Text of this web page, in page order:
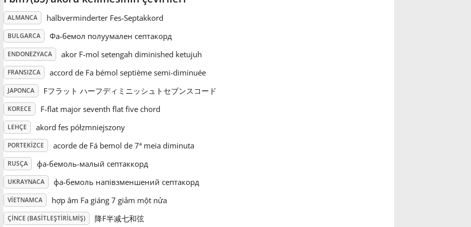
ALMANCA halbverminderter Fes-Septakkord
BULGARCA Фа-бемол полуумален септакорд
ENDONEZYACA akor F-mol setengah diminished ketujuh
FRANSIZCA accord de Fa bémol septième semi-diminuée
JAPONCA Fフラット ハーフディミニッシュトセブンスコード
KORECE F-flat major seventh flat five chord
LEHÇE akord fes półzmniejszony
PORTEKIZCE acorde de Fá bemol de 7ª meia diminuta
RUSÇA фа-бемоль-малый септаккорд
UKRAYNACA фа-бемоль напівзменшений септакорд
VIETNAMCA hợp âm Fa giáng 7 giảm một nửa
ÇINCE (BASITLEŞTIRILMIŞ) 降F半减七和弦